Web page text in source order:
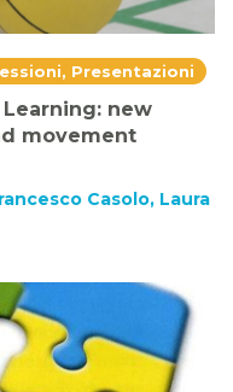
Presentazioni
new
movement
Casolo, Laura